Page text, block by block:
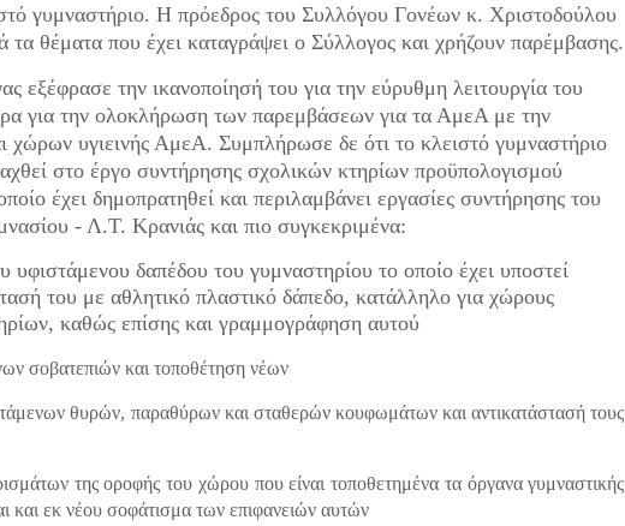
γυμναστήριο. Η πρόεδρος του Συλλόγου Γονέων κ. Χριστοδούλου
τα θέματα που έχει καταγράψει ο Σύλλογος και χρήζουν παρέμβασης.
εξέφρασε την ικανοποίησή του για την εύρυθμη λειτουργία του
για την ολοκλήρωση των παρεμβάσεων για τα ΑμεΑ με την
χώρων υγιεινής ΑμεΑ. Συμπλήρωσε δε ότι το κλειστό γυμναστήριο
στο έργο συντήρησης σχολικών κτηρίων προϋπολογισμού
έχει δημοπρατηθεί και περιλαμβάνει εργασίες συντήρησης του
- Λ.Τ. Κρανιάς και πιο συγκεκριμένα:
δαπέδου του γυμναστηρίου το οποίο έχει υποστεί
του με αθλητικό πλαστικό δάπεδο, κατάλληλο για χώρους
καθώς επίσης και γραμμογράφηση αυτού
σοβατεπιών και τοποθέτηση νέων
θυρών, παραθύρων και σταθερών κουφωμάτων και αντικατάστασή τους
της οροφής του χώρου που είναι τοποθετημένα τα όργανα γυμναστικής
και εκ νέου σοφάτισμα των επιφανειών αυτών